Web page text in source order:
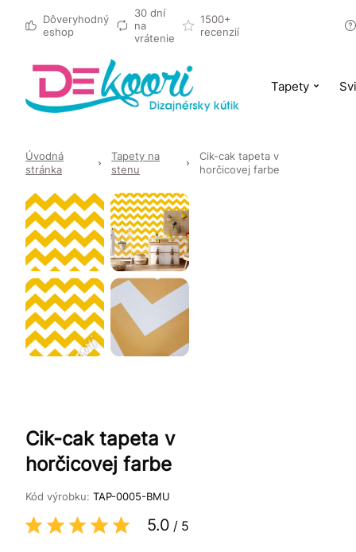
Dôveryhodný
eshop
30 dní
na
vrátenie
1500+
recenzií
Tapety
Úvodná
stránka
Tapety na
stenu
Cik-cak tapeta v
horčicovej farbe
Cik-cak tapeta v
horčicovej farbe
Kód výrobku: TAP-0005-BMU
5.0 / 5